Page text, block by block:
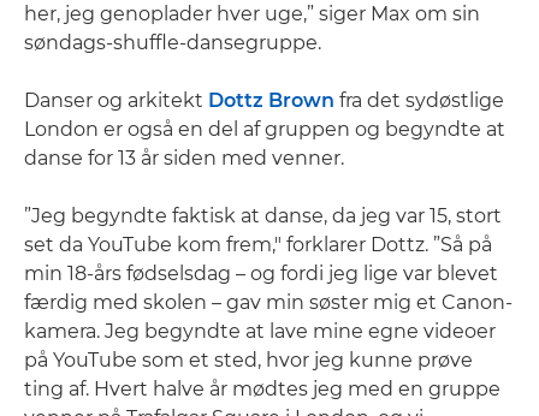
her, jeg genoplader hver uge,” siger Max om sin
søndags-shuffle-dansegruppe.
Danser og arkitekt Dottz Brown fra det sydøstlige
London er også en del af gruppen og begyndte at
danse for 13 år siden med venner.
”Jeg begyndte faktisk at danse, da jeg var 15, stort
set da YouTube kom frem," forklarer Dottz. ”Så på
min 18-års fødselsdag – og fordi jeg lige var blevet
færdig med skolen – gav min søster mig et Canon-
kamera. Jeg begyndte at lave mine egne videoer
på YouTube som et sted, hvor jeg kunne prøve
ting af. Hvert halve år mødtes jeg med en gruppe